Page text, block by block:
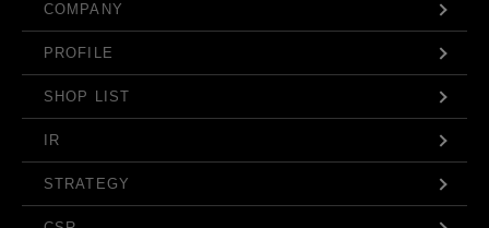
COMPANY
PROFILE
SHOP LIST
IR
STRATEGY